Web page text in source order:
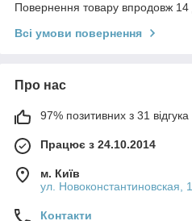
Повернення товару впродовж 14
Всі умови повернення
Про нас
97% позитивних з 31 відгука
Працює з 24.10.2014
м. Київ
ул. Новоконстантиновская,
Контакти